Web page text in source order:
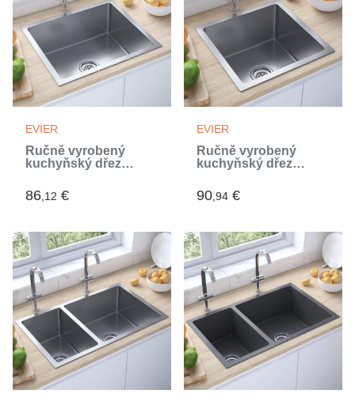
EVIER
Ručně vyrobený
kuchyňský dřez
(Argent)
86,12 €
EVIER
Ručně vyrobený
kuchyňský dřez
(Argent)
90,94 €